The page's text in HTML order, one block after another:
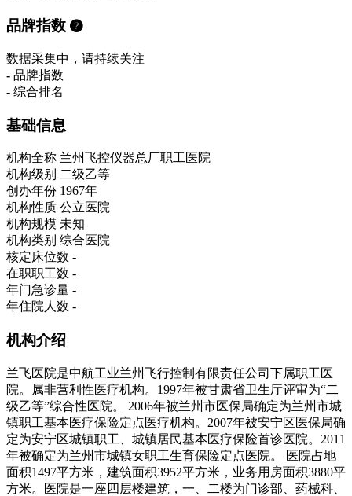
品牌指数
数据采集中，请持续关注
- 品牌指数
- 综合排名
基础信息
机构全称 兰州飞控仪器总厂职工医院
机构级别 二级乙等
创办年份 1967年
机构性质 公立医院
机构规模 未知
机构类别 综合医院
核定床位数 -
在职职工数 -
年门急诊量 -
年住院人数 -
机构介绍
兰飞医院是中航工业兰州飞行控制有限责任公司下属职工医
院。属非营利性医疗机构。1997年被甘肃省卫生厅评审为“二
级乙等”综合性医院。 2006年被兰州市医保局确定为兰州市城
镇职工基本医疗保险定点医疗机构。2007年被安宁区医保局确
定为安宁区城镇职工、城镇居民基本医疗保险首诊医院。2011
年被确定为兰州市城镇女职工生育保险定点医院。 医院占地
面积1497平方米，建筑面积3952平方米，业务用房面积3880平
方米。医院是一座四层楼建筑，一、二楼为门诊部、药械科、